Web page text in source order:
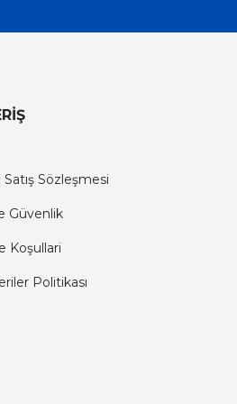
Sözleşmesi
Güvenlik
Koşullari
Politikası